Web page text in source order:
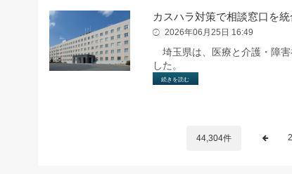
カスハラ対策で相談窓口を
2026年06月25日 16:49
埼玉県は、医療と介護・障害
した。
続きを読む
44,304件